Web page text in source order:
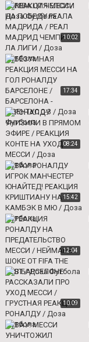
10:02
17:34
08:24
15:42
12:04
10:09